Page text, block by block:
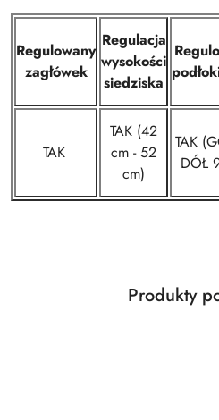
Regulowany
zagłówek
Regulacja
wysokości
siedziska
TAK
TAK (42
cm - 52
cm)
TAK
DÓŁ
Pomiń karuzelęProdukty
Produkty